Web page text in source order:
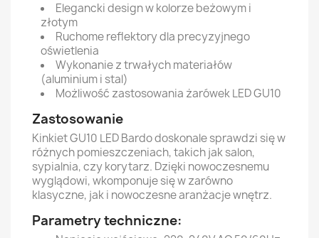
Elegancki design w kolorze beżowym i
złotym
Ruchome reflektory dla precyzyjnego
oświetlenia
Wykonanie z trwałych materiałów
(aluminium i stal)
Możliwość zastosowania żarówek LED GU10
Zastosowanie
Kinkiet GU10 LED Bardo doskonale sprawdzi się w
różnych pomieszczeniach, takich jak salon,
sypialnia, czy korytarz. Dzięki nowoczesnemu
wyglądowi, wkomponuje się w zarówno
klasyczne, jak i nowoczesne aranżacje wnętrz.
Parametry techniczne: